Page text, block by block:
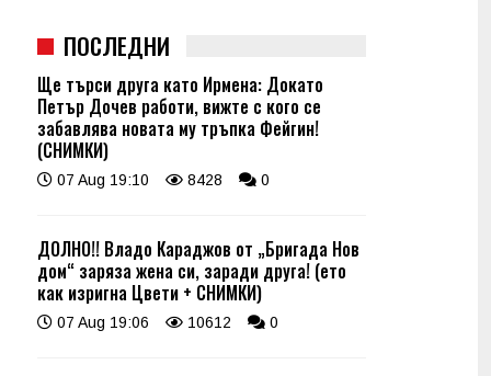
ПОСЛЕДНИ
Ще търси друга като Ирмена: Докато
Петър Дочев работи, вижте с кого се
забавлява новата му тръпка Фейгин!
(СНИМКИ)
07 Aug 19:10 8428 0
ДОЛНО!! Владо Караджов от „Бригада Нов
дом“ заряза жена си, заради друга! (ето
как изригна Цвети + СНИМКИ)
07 Aug 19:06 10612 0